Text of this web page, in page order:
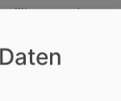
willkommen!
Menschen,